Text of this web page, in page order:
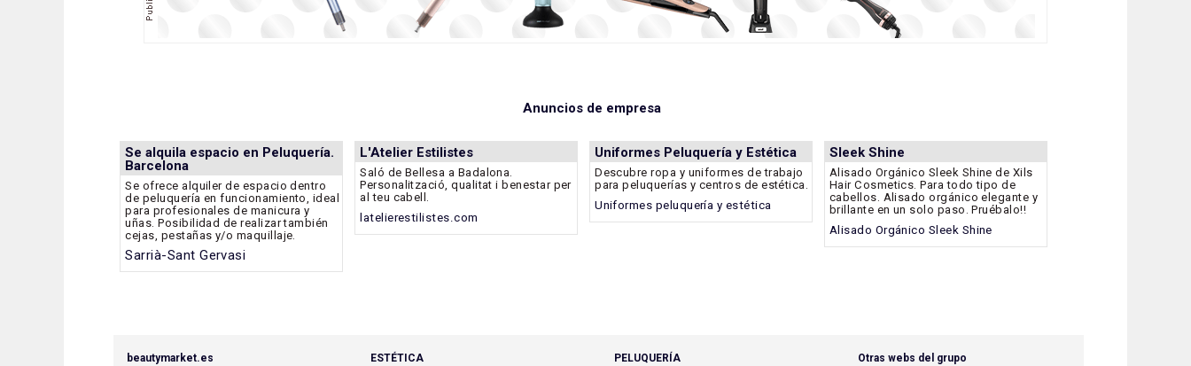
Anuncios de empresa
Se alquila espacio en Peluquería.
Barcelona
Se ofrece alquiler de espacio dentro
de peluquería en funcionamiento, ideal
para profesionales de manicura y
uñas. Posibilidad de realizar también
cejas, pestañas y/o maquillaje.
Sarrià-Sant Gervasi
L'Atelier Estilistes
Saló de Bellesa a Badalona.
Personalització, qualitat i benestar per
al teu cabell.
latelierestilistes.com
Uniformes Peluquería y Estética
Descubre ropa y uniformes de trabajo
para peluquerías y centros de estética.
Uniformes peluquería y estética
Sleek Shine
Alisado Orgánico Sleek Shine de Xils
Hair Cosmetics. Para todo tipo de
cabellos. Alisado orgánico elegante y
brillante en un solo paso. Pruébalo!!
Alisado Orgánico Sleek Shine
beautymarket.es ESTÉTICA PELUQUERÍA Otras webs del grupo